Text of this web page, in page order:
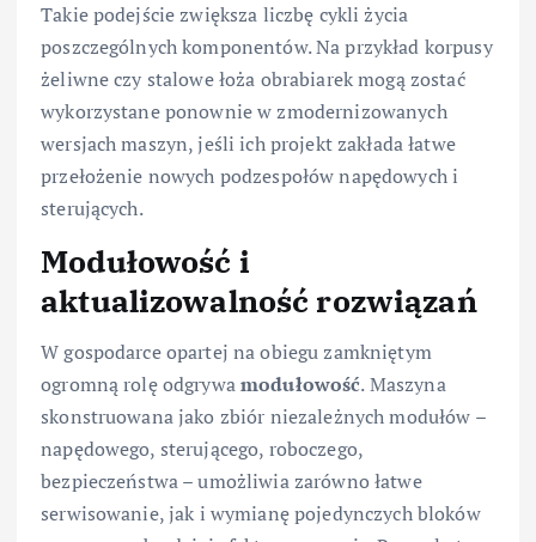
Takie podejście zwiększa liczbę cykli życia
poszczególnych komponentów. Na przykład korpusy
żeliwne czy stalowe łoża obrabiarek mogą zostać
wykorzystane ponownie w zmodernizowanych
wersjach maszyn, jeśli ich projekt zakłada łatwe
przełożenie nowych podzespołów napędowych i
sterujących.
Modułowość i
aktualizowalność rozwiązań
W gospodarce opartej na obiegu zamkniętym
ogromną rolę odgrywamodułowość. Maszyna
skonstruowana jako zbiór niezależnych modułów –
napędowego, sterującego, roboczego,
bezpieczeństwa – umożliwia zarówno łatwe
serwisowanie, jak i wymianę pojedynczych bloków